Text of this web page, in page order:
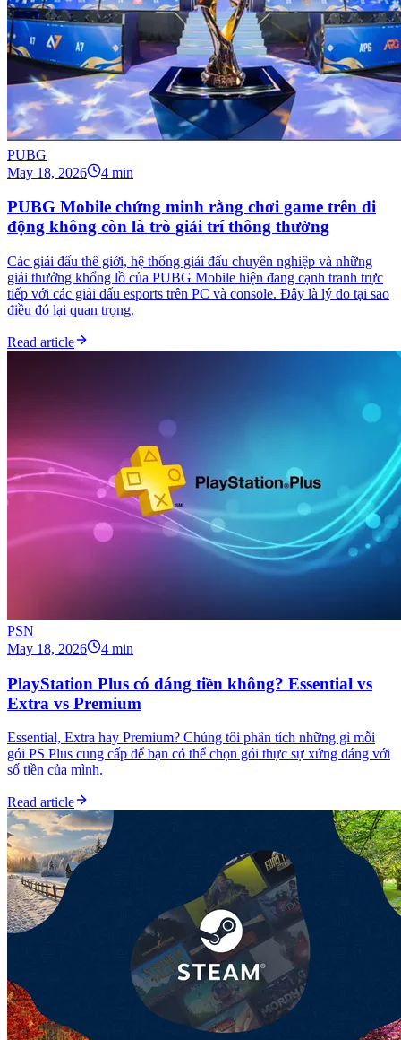
PUBG
May 18, 2026
4 min
PUBG Mobile chứng minh rằng chơi game trên di
động không còn là trò giải trí thông thường
Các giải đấu thế giới, hệ thống giải đấu chuyên nghiệp và những
giải thưởng khổng lồ của PUBG Mobile hiện đang cạnh tranh trực
tiếp với các giải đấu esports trên PC và console. Đây là lý do tại sao
điều đó lại quan trọng.
Read article
PSN
May 18, 2026
4 min
PlayStation Plus có đáng tiền không? Essential vs
Extra vs Premium
Essential, Extra hay Premium? Chúng tôi phân tích những gì mỗi
gói PS Plus cung cấp để bạn có thể chọn gói thực sự xứng đáng với
số tiền của mình.
Read article